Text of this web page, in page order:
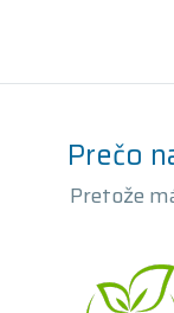
Prečo
Pretože